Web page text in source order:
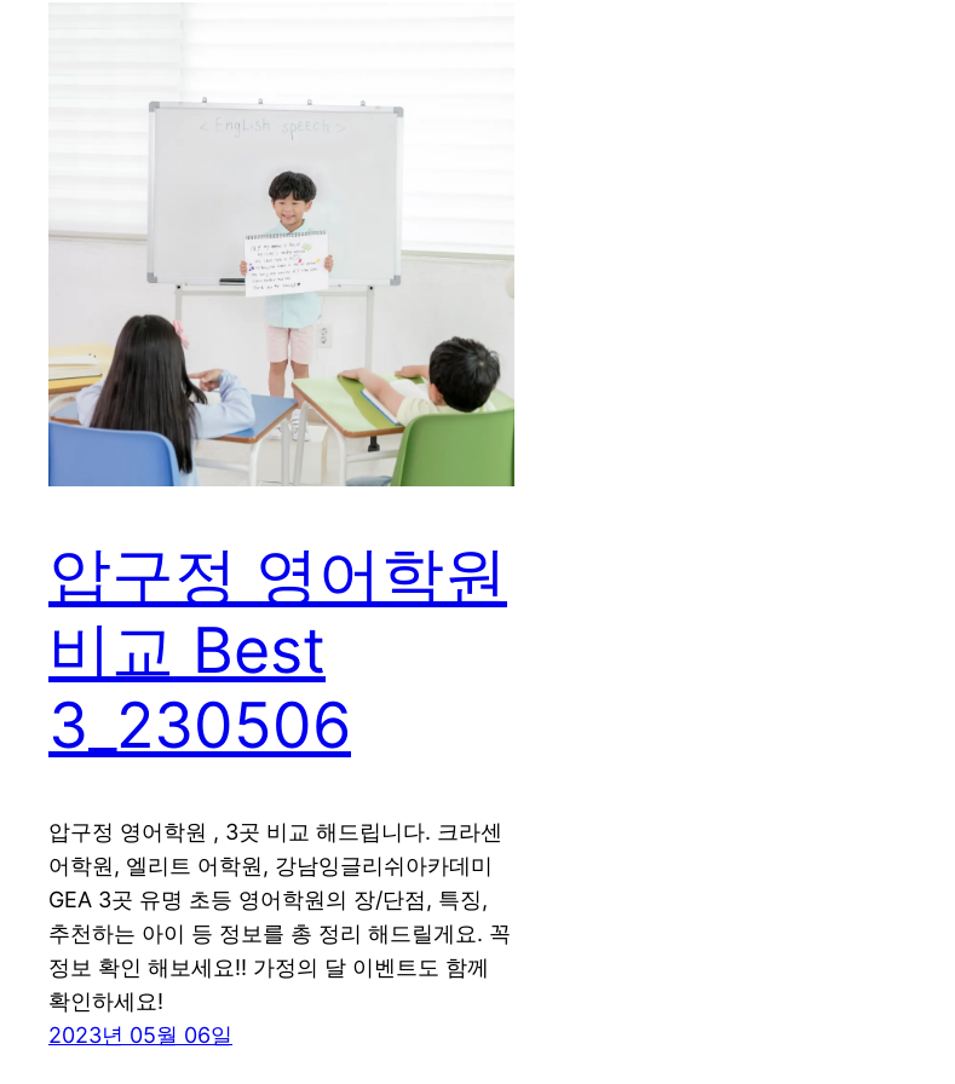
압구정 영어학원
비교 Best
3_230506
압구정 영어학원 , 3곳 비교 해드립니다. 크라센
어학원, 엘리트 어학원, 강남잉글리쉬아카데미
GEA 3곳 유명 초등 영어학원의 장/단점, 특징,
추천하는 아이 등 정보를 총 정리 해드릴게요. 꼭
정보 확인 해보세요!! 가정의 달 이벤트도 함께
확인하세요!
2023년 05월 06일